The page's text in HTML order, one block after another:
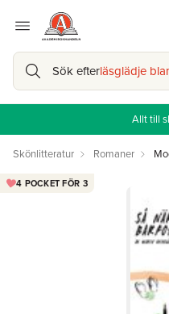
Sök efterläsglädje
Allt till
Skönlitteratur Romaner
4 POCKET FÖR 3